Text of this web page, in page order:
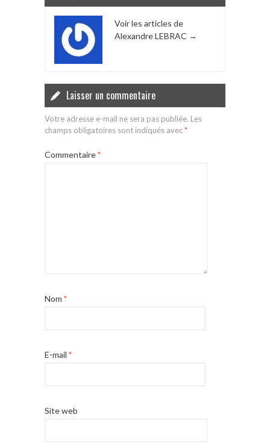
Voir les articles de
Alexandre LEBRAC →
Laisser un commentaire
Votre adresse e-mail ne sera pas publiée. Les
champs obligatoires sont indiqués avec*
Commentaire*
Nom *
E-mail *
Site web